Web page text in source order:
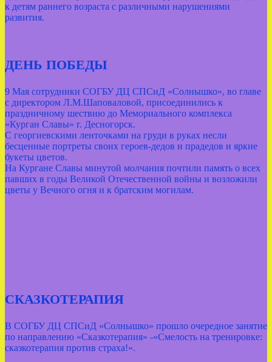
к детям раннего возраста с различными нарушениями
развития.
ДЕНЬ ПОБЕДЫ
9 Мая сотрудники СОГБУ ДЦ СПСиД «Солнышко», во главе
с директором Л.М.Шаповаловой, присоединились к
праздничному шествию до Мемориального комплекса
«Курган Славы» г. Десногорск.
С георгиевскими ленточками на груди в руках несли
бесценные портреты своих героев-дедов и прадедов и яркие
букеты цветов.
На Кургане Славы минутой молчания почтили память о всех
павших в годы Великой Отечественной войны и возложили
цветы у Вечного огня и к братским могилам.
СКАЗКОТЕРАПИЯ
В СОГБУ ДЦ СПСиД «Солнышко» прошло очередное занятие
по направлению «Сказкотерапия» -«Смелость на тренировке:
сказкотерапия против страха!».